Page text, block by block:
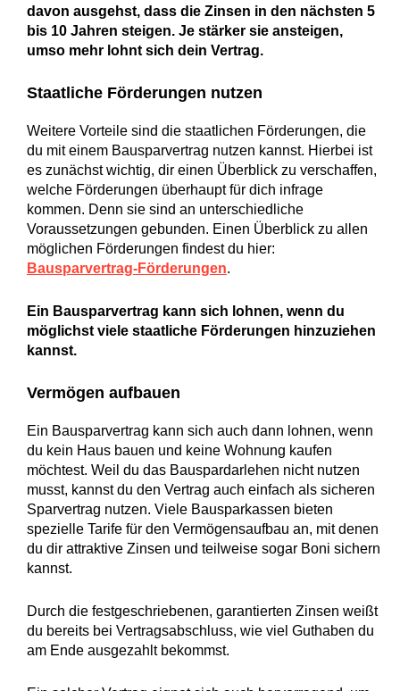
davon ausgehst, dass die Zinsen in den nächsten 5
bis 10 Jahren steigen. Je stärker sie ansteigen,
umso mehr lohnt sich dein Vertrag.
Staatliche Förderungen nutzen
Weitere Vorteile sind die staatlichen Förderungen, die
du mit einem Bausparvertrag nutzen kannst. Hierbei ist
es zunächst wichtig, dir einen Überblick zu verschaffen,
welche Förderungen überhaupt für dich infrage
kommen. Denn sie sind an unterschiedliche
Voraussetzungen gebunden. Einen Überblick zu allen
möglichen Förderungen findest du hier:
Bausparvertrag-Förderungen.
Ein Bausparvertrag kann sich lohnen, wenn du
möglichst viele staatliche Förderungen hinzuziehen
kannst.
Vermögen aufbauen
Ein Bausparvertrag kann sich auch dann lohnen, wenn
du kein Haus bauen und keine Wohnung kaufen
möchtest. Weil du das Bauspardarlehen nicht nutzen
musst, kannst du den Vertrag auch einfach als sicheren
Sparvertrag nutzen. Viele Bausparkassen bieten
spezielle Tarife für den Vermögensaufbau an, mit denen
du dir attraktive Zinsen und teilweise sogar Boni sichern
kannst.
Durch die festgeschriebenen, garantierten Zinsen weißt
du bereits bei Vertragsabschluss, wie viel Guthaben du
am Ende ausgezahlt bekommst.